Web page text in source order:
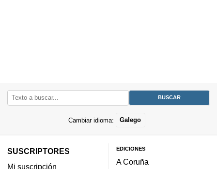
Cambiar idioma: Galego
SUSCRIPTORES
Mi suscripción
EDICIONES
A Coruña